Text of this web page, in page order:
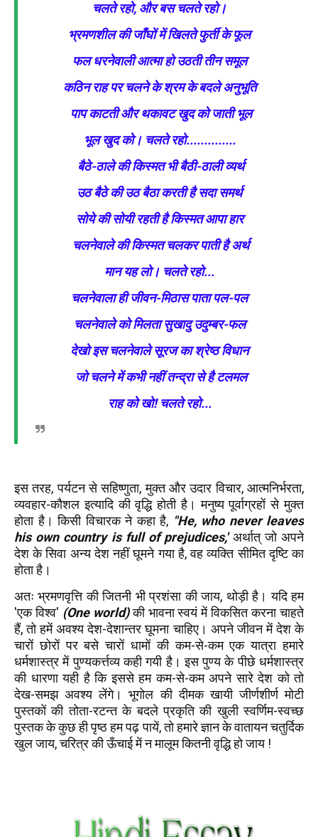
चलते रहो, और बस चलते रहो।
भ्रमणशील की जाँघों में खिलते फुर्ती के फूल
फल धरनेवाली आत्मा हो उठती तीन समूल
कठिन राह पर चलने के श्रम के बदले अनुभूति
पाप काटती और थकावट खुद को जाती भूल
भूल खुद को। चलते रहो..............
बैठे-ठाले की किस्मत भी बैठी-ठाली व्यर्थ
उठ बैठे की उठ बैठा करती है सदा समर्थ
सोये की सोयी रहती है किस्मत आपा हार
चलनेवाले की किस्मत चलकर पाती है अर्थ
मान यह लो। चलते रहो...
चलनेवाला ही जीवन-मिठास पाता पल-पल
चलनेवाले को मिलता सुखादु उदुम्बर-फल
देखो इस चलनेवाले सूरज का श्रेष्ठ विधान
जो चलने में कभी नहीं तन्द्रा से है टलमल
राह को खो! चलते रहो...
इस तरह, पर्यटन से सहिष्णुता, मुक्त और उदार विचार, आत्मनिर्भरता,
व्यवहार-कौशल इत्यादि की वृद्धि होती है। मनुष्य पूर्वाग्रहों से मुक्त
होता है। किसी विचारक ने कहा है, "He, who never leaves
his own country is full of prejudices,'अर्थात् जो अपने
देश के सिवा अन्य देश नहीं घूमने गया है, वह व्यक्ति सीमित दृष्टि का
होता है।
अतः भ्रमणवृत्ति की जितनी भी प्रशंसा की जाय, थोड़ी है। यदि हम
'एक विश्व' (One world)की भावना स्वयं में विकसित करना चाहते
हैं, तो हमें अवश्य देश-देशान्तर घूमना चाहिए। अपने जीवन में देश के
चारों छोरों पर बसे चारों धामों की कम-से-कम एक यात्रा हमारे
धर्मशास्त्र में पुण्यकर्त्तव्य कही गयी है। इस पुण्य के पीछे धर्मशास्त्र
की धारणा यही है कि इससे हम कम-से-कम अपने सारे देश को तो
देख-समझ अवश्य लेंगे। भूगोल की दीमक खायी जीर्णशीर्ण मोटी
पुस्तकों की तोता-रटन्त के बदले प्रकृति की खुली स्वर्णिम-स्वच्छ
पुस्तक के कुछ ही पृष्ठ हम पढ़ पायें, तो हमारे ज्ञान के वातायन चतुर्दिक
खुल जाय, चरित्र की ऊँचाई में न मालूम कितनी वृद्धि हो जाय !